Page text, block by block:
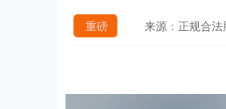
重磅 来源：正规合